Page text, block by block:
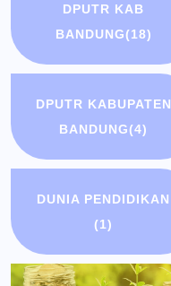
DPUTR KAB
BANDUNG(18)
DPUTR KABUPATEN
BANDUNG(4)
DUNIA PENDIDIKAN
(1)